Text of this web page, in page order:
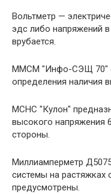
Вольтметр —
эдс либо напряжений в
врубается.
ММСМ "Инфо-СЭЩ 70"
определения наличия
МСНС "Кулон"
высокого напряжения
стороны.
Миллиамперметр
системы на растяжках
предусмотрены.